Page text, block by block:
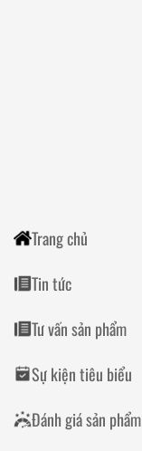
Trang chủ
Tin tức
Tư vấn sản phẩm
Sự kiện tiêu biểu
Đánh giá sản phẩm